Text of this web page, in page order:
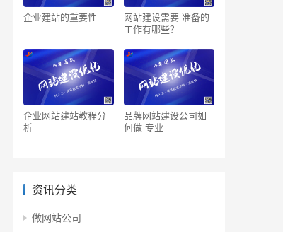
企业建站的重要性
网站建设需要 准备的
工作有哪些？
企业网站建站教程分
析
品牌网站建设公司如
何做 专业
资讯分类
做网站公司